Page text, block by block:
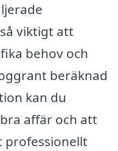
viktigt att
behov och
beräknad
kan du
affär och att
professionellt